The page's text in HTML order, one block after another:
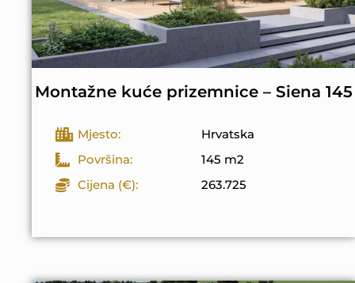
Montažne kuće prizemnice – Siena 145
Mjesto:
Hrvatska
Površina:
145 m2
Cijena (€):
263.725